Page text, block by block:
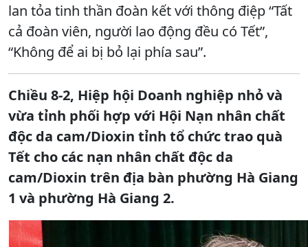
lan tỏa tinh thần đoàn kết với thông điệp “Tất
cả đoàn viên, người lao động đều có Tết”,
“Không để ai bị bỏ lại phía sau”.
Chiều 8-2, Hiệp hội Doanh nghiệp nhỏ và
vừa tỉnh phối hợp với Hội Nạn nhân chất
độc da cam/Dioxin tỉnh tổ chức trao quà
Tết cho các nạn nhân chất độc da
cam/Dioxin trên địa bàn phường Hà Giang
1 và phường Hà Giang 2.